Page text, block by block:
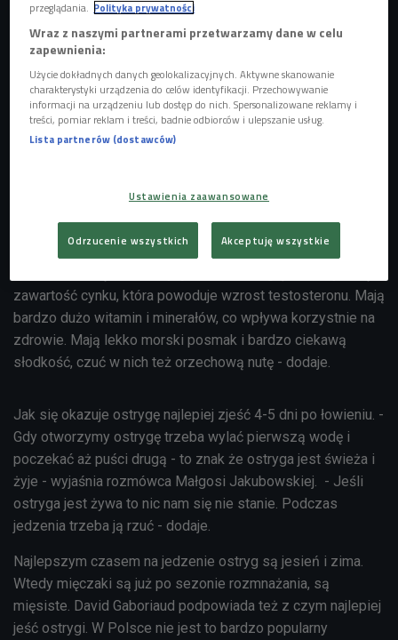
Ostrygi, najcenniejsze mięczaki jadalne, obecne są w kuchni już co najmniej od
- Ostrygi są znane od tysięcy lat - mówi kucharz David
zawartość cynku, która powoduje wzrost testosteronu. Mają
bardzo dużo witamin i minerałów, co wpływa korzystnie na
zdrowie. Mają lekko morski posmak i bardzo ciekawą
słodkość, czuć w nich też orzechową nutę - dodaje.
Jak się okazuje ostrygę najlepiej zjeść 4-5 dni po łowieniu. -
Gdy otworzymy ostrygę trzeba wylać pierwszą wodę i
poczekać aż puści drugą - to znak że ostryga jest świeża i
żyje - wyjaśnia rozmówca Małgosi Jakubowskiej. - Jeśli
ostryga jest żywa to nic nam się nie stanie. Podczas
jedzenia trzeba ją rzuć - dodaje.
Najlepszym czasem na jedzenie ostryg są jesień i zima.
Wtedy mięczaki są już po sezonie rozmnażania, są
mięsiste. David Gaboriaud podpowiada też z czym najlepiej
jeść ostrygi. W Polsce nie jest to bardzo popularny
przeglądania.
Polityka prywatności
Wraz z naszymi partnerami przetwarzamy dane w celu
zapewnienia:
Użycie dokładnych danych geolokalizacyjnych. Aktywne skanowanie
charakterystyki urządzenia do celów identyfikacji. Przechowywanie
informacji na urządzeniu lub dostęp do nich. Spersonalizowane reklamy i
treści, pomiar reklam i treści, badnie odbiorców i ulepszanie usług.
Lista partnerów (dostawców)
Ustawienia zaawansowane
Odrzucenie wszystkich Akceptuję wszystkie